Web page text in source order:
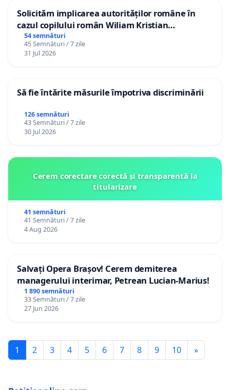
Solicităm implicarea autorităților române în
cazul copilului român Wiliam Kristian
Gheorghe, aflat în plasament în Danemarca de
12 ani
54 semnături
45 Semnături / 7 zile
31 Jul 2026
Să fie întărite măsurile împotriva discriminării
126 semnături
43 Semnături / 7 zile
30 Jul 2026
Cerem corectare corectă și transparentă la
titularizare
41 semnături
41 Semnături / 7 zile
4 Aug 2026
Salvați Opera Brașov! Cerem demiterea
managerului interimar, Petrean Lucian-Marius!
1 890 semnături
33 Semnături / 7 zile
27 Jun 2026
1 2 3 4 5 6 7 8 9 10 »